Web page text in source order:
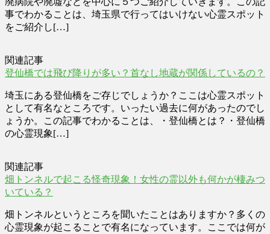
事でわかることは、埼玉県で行ってはいけない心霊スポット
をご紹介し[…]
関連記事
登仙橋では飛び降りが多い？首なし地蔵が関係しているの？
埼玉にある登仙橋をご存じでしょうか？ここは心霊スポット
として有名なところです。いったい過去に何があったのでし
ょうか。この記事でわかることは、・登仙橋とは？・登仙橋
の心霊現象[…]
関連記事
畑トンネルで起こる怪奇現象！女性の霊以外も何かが棲みつ
いている？
畑トンネルというところを聞いたことはありますか？多くの
心霊現象が起こることで有名になっています。ここでは何が